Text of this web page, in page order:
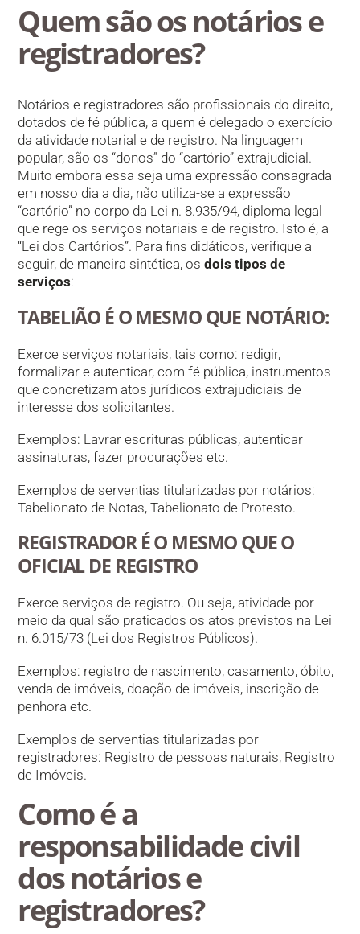
Quem são os notários e
registradores?
Notários e registradores são profissionais do direito,
dotados de fé pública, a quem é delegado o exercício
da atividade notarial e de registro. Na linguagem
popular, são os “donos” do “cartório” extrajudicial.
Muito embora essa seja uma expressão consagrada
em nosso dia a dia, não utiliza-se a expressão
“cartório” no corpo da Lei n. 8.935/94, diploma legal
que rege os serviços notariais e de registro. Isto é, a
“Lei dos Cartórios”. Para fins didáticos, verifique a
seguir, de maneira sintética, osdois tipos de
serviços:
TABELIÃO É O MESMO QUE NOTÁRIO:
Exerce serviços notariais, tais como: redigir,
formalizar e autenticar, com fé pública, instrumentos
que concretizam atos jurídicos extrajudiciais de
interesse dos solicitantes.
Exemplos: Lavrar escrituras públicas, autenticar
assinaturas, fazer procurações etc.
Exemplos de serventias titularizadas por notários:
Tabelionato de Notas, Tabelionato de Protesto.
REGISTRADOR É O MESMO QUE O
OFICIAL DE REGISTRO
Exerce serviços de registro. Ou seja, atividade por
meio da qual são praticados os atos previstos na Lei
n. 6.015/73 (Lei dos Registros Públicos).
Exemplos: registro de nascimento, casamento, óbito,
venda de imóveis, doação de imóveis, inscrição de
penhora etc.
Exemplos de serventias titularizadas por
registradores: Registro de pessoas naturais, Registro
de Imóveis.
Como é a
responsabilidade civil
dos notários e
registradores?